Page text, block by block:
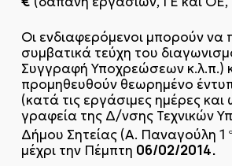
Οι ενδιαφερόμενοι μπορούν
συμβατικά τεύχη του
Συγγραφή Υποχρεώσεων κ.λ.π.)
προμηθευθούν θεωρημένο
(κατά τις εργάσιμες ημέρες
γραφεία της Δ/νσης Τεχνικών
Δήμου Σητείας (Α. Παναγούλη 1
μέχρι την Πέμπτη 06/02/2014.